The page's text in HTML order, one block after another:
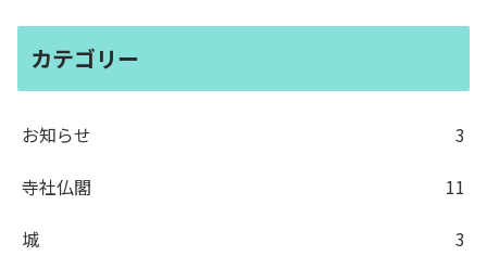
カテゴリー
お知らせ
3
寺社仏閣
11
城
3